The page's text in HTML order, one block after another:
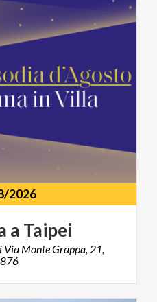
2026
a Taipei
Via Monte Grappa, 21,